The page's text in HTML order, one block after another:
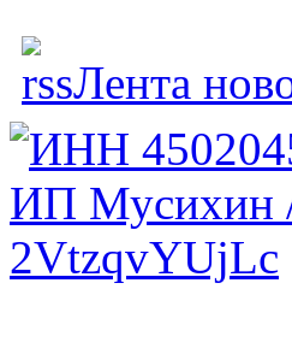
Лента